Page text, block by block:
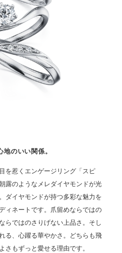
のいい関係。
を惹くエンゲージリング「スピ
露のようなメレダイヤモンドが光
ダイヤモンドが持つ多彩な魅力を
ィネートです。爪留めならではの
らではのさりげない上品さ。そし
る、心躍る華やかさ。どちらも飛
さもずっと愛せる理由です。